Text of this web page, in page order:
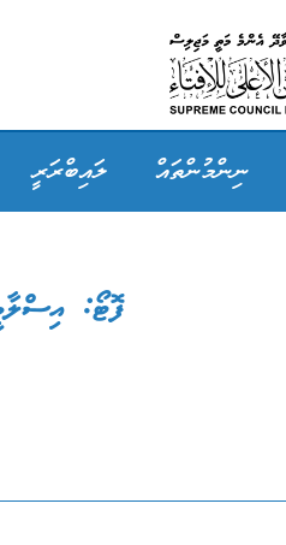
ނިންމުންތައް ލައިބްރަރީ
ފޮޓޯ: